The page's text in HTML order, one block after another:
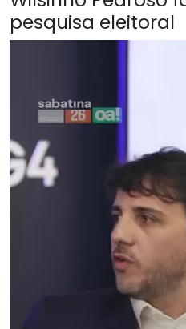
pesquisa eleitoral